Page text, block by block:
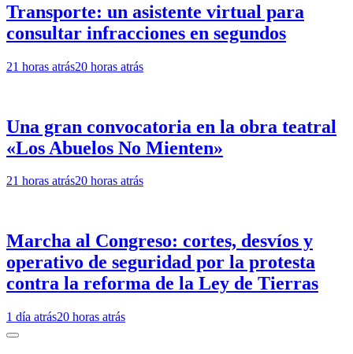
Transporte: un asistente virtual para
consultar infracciones en segundos
21 horas atrás20 horas atrás
Una gran convocatoria en la obra teatral
«Los Abuelos No Mienten»
21 horas atrás20 horas atrás
Marcha al Congreso: cortes, desvíos y
operativo de seguridad por la protesta
contra la reforma de la Ley de Tierras
1 día atrás20 horas atrás